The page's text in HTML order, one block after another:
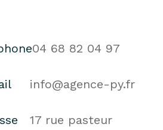
04 68 82 04 97
info@agence-py.fr
17 rue pasteur